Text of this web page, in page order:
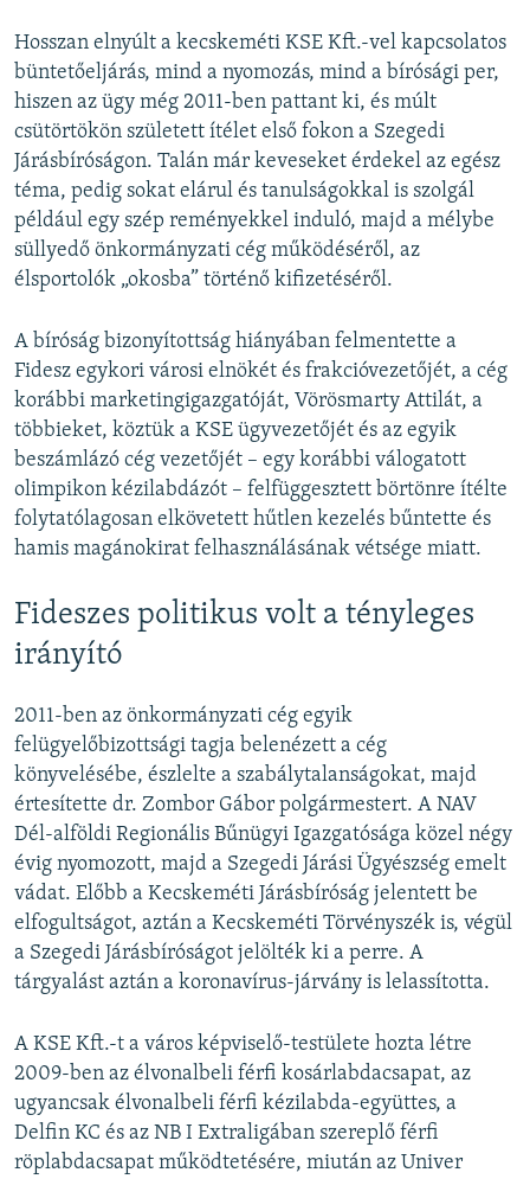
Hosszan elnyúlt a kecskeméti KSE Kft.-vel kapcsolatos
büntetőeljárás, mind a nyomozás, mind a bírósági per,
hiszen az ügy még 2011-ben pattant ki, és múlt
csütörtökön született ítélet első fokon a Szegedi
Járásbíróságon. Talán már keveseket érdekel az egész
téma, pedig sokat elárul és tanulságokkal is szolgál
például egy szép reményekkel induló, majd a mélybe
süllyedő önkormányzati cég működéséről, az
élsportolók „okosba” történő kifizetéséről.
A bíróság bizonyítottság hiányában felmentette a
Fidesz egykori városi elnökét és frakcióvezetőjét, a cég
korábbi marketingigazgatóját, Vörösmarty Attilát, a
többieket, köztük a KSE ügyvezetőjét és az egyik
beszámlázó cég vezetőjét – egy korábbi válogatott
olimpikon kézilabdázót – felfüggesztett börtönre ítélte
folytatólagosan elkövetett hűtlen kezelés bűntette és
hamis magánokirat felhasználásának vétsége miatt.
Fideszes politikus volt a tényleges
irányító
2011-ben az önkormányzati cég egyik
felügyelőbizottsági tagja belenézett a cég
könyvelésébe, észlelte a szabálytalanságokat, majd
értesítette dr. Zombor Gábor polgármestert. A NAV
Dél-alföldi Regionális Bűnügyi Igazgatósága közel négy
évig nyomozott, majd a Szegedi Járási Ügyészség emelt
vádat. Előbb a Kecskeméti Járásbíróság jelentett be
elfogultságot, aztán a Kecskeméti Törvényszék is, végül
a Szegedi Járásbíróságot jelölték ki a perre. A
tárgyalást aztán a koronavírus-járvány is lelassította.
A KSE Kft.-t a város képviselő-testülete hozta létre
2009-ben az élvonalbeli férfi kosárlabdacsapat, az
ugyancsak élvonalbeli férfi kézilabda-együttes, a
Delfin KC és az NB I Extraligában szereplő férfi
röplabdacsapat működtetésére, miután az Univer